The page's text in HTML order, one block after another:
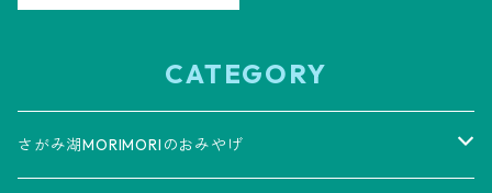
CATEGORY
さがみ湖MORIMORIのおみやげ